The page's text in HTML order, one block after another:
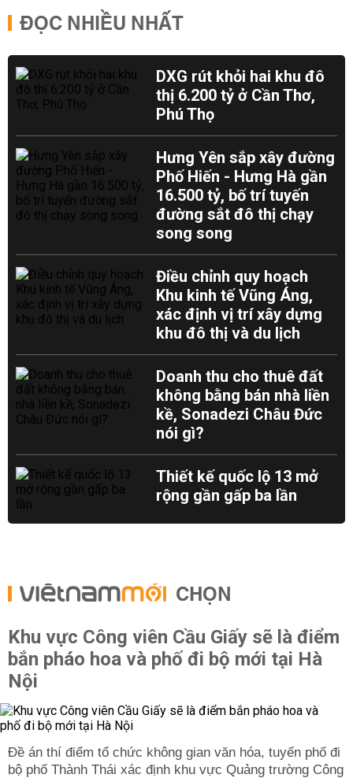
ĐỌC NHIỀU NHẤT
DXG rút khỏi hai khu đô
thị 6.200 tỷ ở Cần Thơ,
Phú Thọ
Hưng Yên sắp xây đường
Phố Hiến - Hưng Hà gần
16.500 tỷ, bố trí tuyến
đường sắt đô thị chạy
song song
Điều chỉnh quy hoạch
Khu kinh tế Vũng Áng,
xác định vị trí xây dựng
khu đô thị và du lịch
Doanh thu cho thuê đất
không bằng bán nhà liền
kề, Sonadezi Châu Đức
nói gì?
Thiết kế quốc lộ 13 mở
rộng gần gấp ba lần
CHỌN
Khu vực Công viên Cầu Giấy sẽ là điểm
bắn pháo hoa và phố đi bộ mới tại Hà
Nội
Đề án thí điểm tổ chức không gian văn hóa, tuyến phố đi
bộ phố Thành Thái xác định khu vực Quảng trường Công